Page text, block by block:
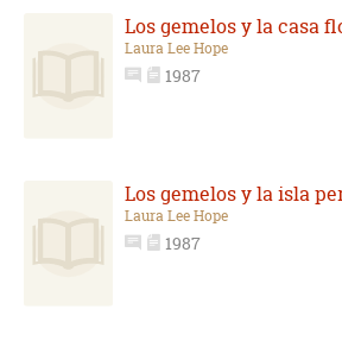
Los gemelos y la casa
Laura Lee Hope
1987
Los gemelos y la isla
Laura Lee Hope
1987